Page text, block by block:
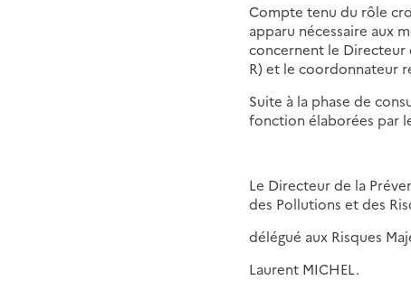
Compte tenu du rôle
apparu nécessaire aux
concernent le Directeur
R) et le coordonnateur
Suite à la phase de
fonction élaborées par
Le Directeur de la
des Pollutions et des
délégué aux Risques
Laurent MICHEL.